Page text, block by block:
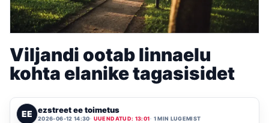
Viljandi ootab linnaelu
kohta elanike tagasisidet
EE ezstreet ee toimetus
2026-06-12 14:30 UUENDATUD: 13:01 1 MIN LUGEMIST